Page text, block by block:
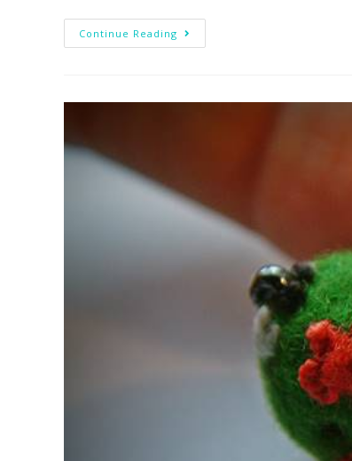
Continue Reading